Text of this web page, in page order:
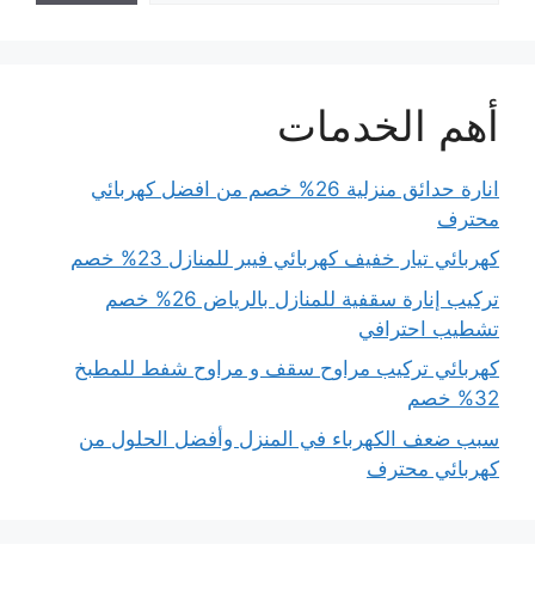
أهم الخدمات
انارة حدائق منزلية 26% خصم من افضل كهربائي
محترف
كهربائي تيار خفيف كهربائي فيبر للمنازل 23% خصم
تركيب إنارة سقفية للمنازل بالرياض 26% خصم
تشطيب احترافي
كهربائي تركيب مراوح سقف و مراوح شفط للمطبخ
32% خصم
سبب ضعف الكهرباء في المنزل وأفضل الحلول من
كهربائي محترف